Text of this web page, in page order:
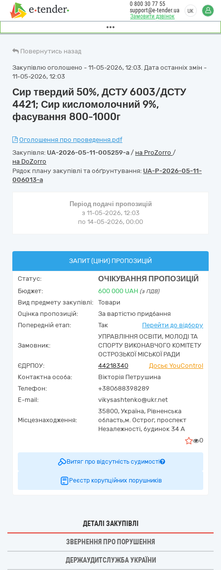
Замовити дзвінок
0 800 30 77 55
support@e-tender.ua
UK
Повернутись назад
Закупівлю оголошено - 11-05-2026, 12:03. Дата останніх змін -
11-05-2026, 12:03
Сир твердий 50%, ДСТУ 6003/ДСТУ
4421; Сир кисломолочний 9%,
фасування 800-1000г
Оголошення про проведення.pdf
Закупівля: UA-2026-05-11-005259-a / на ProZorro /
на DoZorro
Рядок плану закупівлі та обґрунтування: UA-P-2026-05-11-
006013-a
Період подачі пропозицій
з 11-05-2026, 12:03
по 14-05-2026, 00:00
ЗАПИТ (ЦІНИ) ПРОПОЗИЦІЙ
Статус: ОЧІКУВАННЯ ПРОПОЗИЦІЙ
Бюджет: 600 000 UAH (з ПДВ)
Вид предмету закупівлі:
Товари
Оцінка пропозицій:
За вартістю придбання
Попередній етап:
Так Перейти до відбору
Замовник:
УПРАВЛІННЯ ОСВІТИ, МОЛОДІ ТА
СПОРТУ ВИКОНАВЧОГО КОМІТЕТУ
ОСТРОЗЬКОЇ МІСЬКОЇ РАДИ
ЄДРПОУ:
44218340
Досьє YouControl
Контактна особа:
Вікторія Петрушина
Телефон:
+380688398289
E-mail:
vikysashtenko@ukr.net
Місцезнаходження:
35800, Україна, Рівненська
область,м. Острог, проспект
Незалежності, будинок 34 А
0
Витяг про відсутність судимості
Реєстр корупційних порушників
ДЕТАЛІ ЗАКУПІВЛІ
ЗВЕРНЕННЯ ПРО ПОРУШЕННЯ
ДЕРЖАУДИТСЛУЖБА УКРАЇНИ